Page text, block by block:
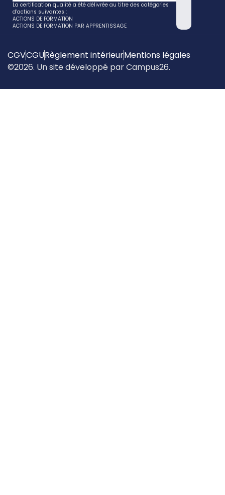
La certification qualité a été délivrée au titre des catégories
d’actions suivantes :
ACTIONS DE FORMATION
ACTIONS DE FORMATION PAR APPRENTISSAGE
CGVCGURèglement intérieurMentions légales
©2026. Un site développé par Campus26.